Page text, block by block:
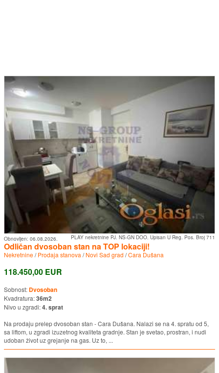
PLAY nekretnine PJ. NS-GN DOO. Upisan U Reg. Pos. Broj 711
Obnovljen: 06.08.2026.
Odličan dvosoban stan na TOP lokaciji!
Nekretnine/Prodaja stanova /Novi Sad grad /Cara Dušana
118.450,00 EUR
Sobnost: Dvosoban
Kvadratura:36m2
Nivo u zgradi:4. sprat
Na prodaju prelep dvosoban stan - Cara Dušana. Nalazi se na 4. spratu od 5,
sa liftom, u zgradi izuzetnog kvaliteta gradnje. Stan je svetao, prostran, i nudi
udoban život uz grejanje na gas. Uz to, ...